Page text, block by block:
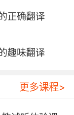
或资格认证
准确地表达考
以表示“传递”
我好吗？）
（他把球
活和体育场景
正确翻译
趣味翻译
更多课程>